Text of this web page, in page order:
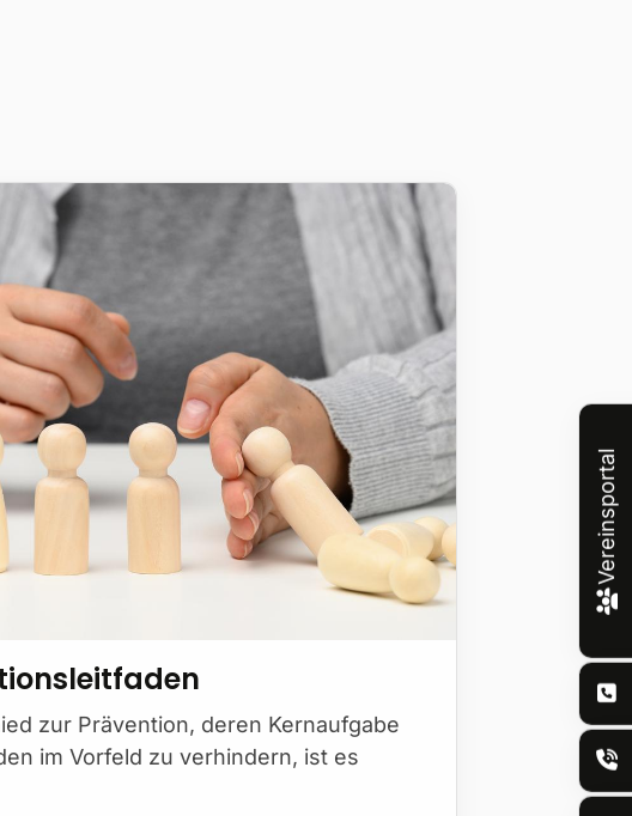
zur Prävention, deren Kernaufgabe
im Vorfeld zu verhindern, ist es
Vereinsportal